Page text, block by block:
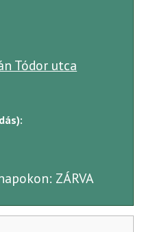
Tódor utca
ZÁRVA